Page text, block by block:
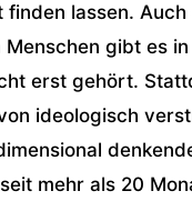
finden lassen.
gibt es
erst gehört.
ideologisch
mehr als 20